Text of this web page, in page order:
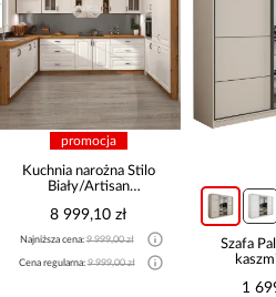
promocja
Kuchnia narożna Stilo
Biały/Artisan
8 999,10 zł
Najniższa cena:9 999,00 zł
Cena regularna:9 999,00 zł
Szafa
1